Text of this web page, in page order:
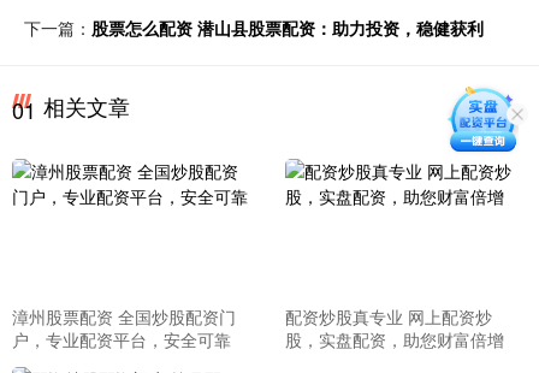
下一篇： 股票怎么配资 潜山县股票配资：助力投资，稳健获利
01 相关文章
漳州股票配资 全国炒股配资门
户，专业配资平台，安全可靠
配资炒股真专业 网上配资炒
股，实盘配资，助您财富倍增